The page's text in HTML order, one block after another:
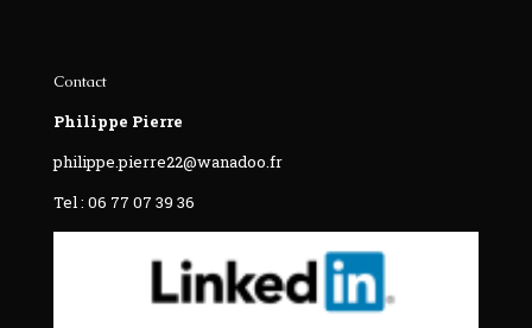
Contact
Philippe Pierre
philippe.pierre22@wanadoo.fr
Tel : 06 77 07 39 36‬